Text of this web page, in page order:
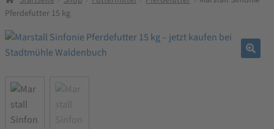
Pferdefutter 15 kg